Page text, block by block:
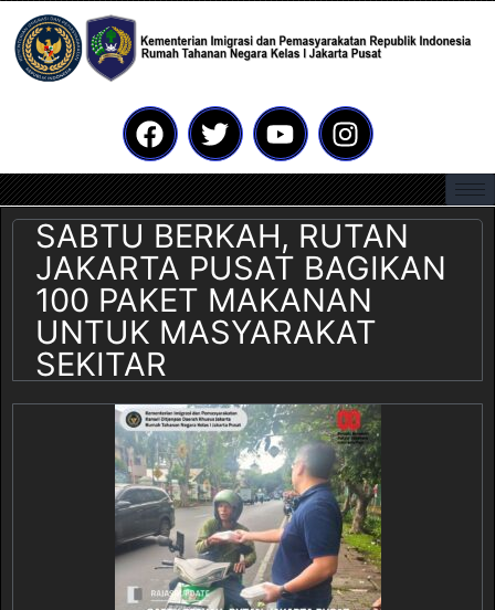
SABTU BERKAH, RUTAN
JAKARTA PUSAT BAGIKAN
100 PAKET MAKANAN
UNTUK MASYARAKAT
SEKITAR